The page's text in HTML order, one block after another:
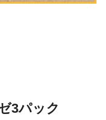
3パック